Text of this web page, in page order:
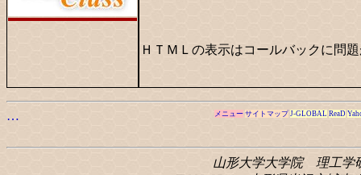
ＨＴＭＬの表示はコールバックに問
… メニュー サイトマップ J-GLOBAL ReaD
山形大学大学院 理工学